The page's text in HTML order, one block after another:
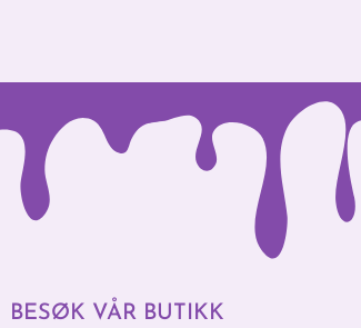
BESØK VÅR BUTIKK